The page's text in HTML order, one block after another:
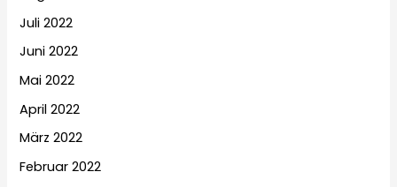
Juli 2022
Juni 2022
Mai 2022
April 2022
März 2022
Februar 2022